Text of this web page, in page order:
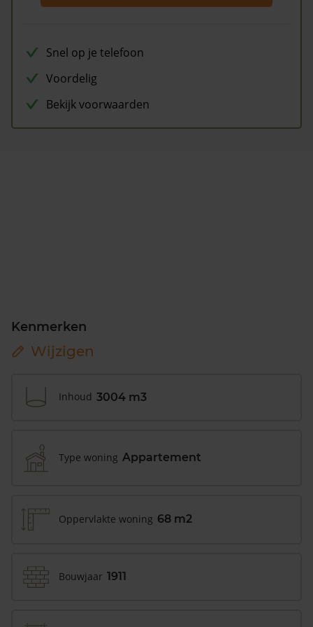
Snel op je telefoon
Voordelig
Bekijk voorwaarden
Kenmerken
Wijzigen
Inhoud 3004 m3
Type woning Appartement
Oppervlakte woning 68 m2
Bouwjaar 1911